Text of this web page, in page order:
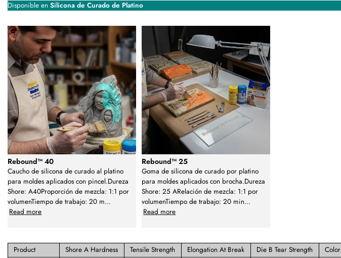
Disponible en Silicona de Curado de Platino
Rebound™ 40
Caucho de silicona de curado al platino
para moldes aplicados con pincel.Dureza
Shore: A40Proporción de mezcla: 1:1 por
volumenTiempo de trabajo: 20 m...
Read more
Rebound™ 25
Goma de silicona de curado por platino
para moldes aplicados con brocha.Dureza
Shore: 25 ARelación de mezcla: 1:1 por
volumenTiempo de trabajo: 20 min...
Read more
Product Shore A Hardness Tensile Strength Elongation At Break Die B Tear Strength Color